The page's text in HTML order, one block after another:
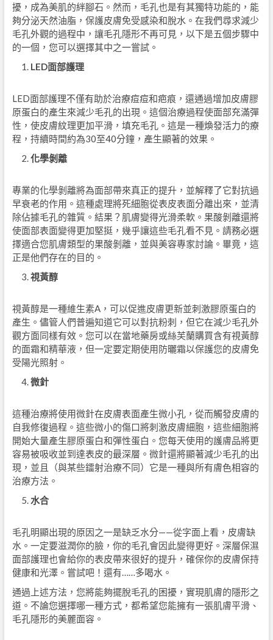
擾，成為美肌的絆腳石。然而，毛孔也是有其獨特功能的，能
夠分泌天然油脂，保護皮膚免受感染和脫水。在我們尋求減少
毛孔外觀的過程中，讓毛孔隱形不再可見，以下是五個步驟中
的一個，您可以選擇其中之一嘗試。
LED面部護理
LED面部護理不僅有助於治療痘痘和疤痕，還通過增加皮膚膠
原蛋白的產生來減少毛孔的出現。這個治療過程使面部充滿彈
性，使皮膚紋理更加平滑，填充毛孔。這是一種煥發活力的療
程，持續時間約為30至40分鐘，產生顯著的效果。
化學剝離
專業的化學剝離將為面部帶來真正的提升，並解釋了它對抗過
早衰老的作用。這種處理將死細胞從表皮表面分離出來，並清
除佔據毛孔的雜質。結果？肌膚變得光滑柔軟。果酸剝離還將
使面部表面變得更加堅挺，幾乎讓這些毛孔看不見。請務必選
擇適合您肌膚類型的果酸剝離，並與美容專家討論。畢竟，這
正是他們存在的目的。
視黃醇
視黃醇是一種維生素A，可以促進皮膚更新並刺激膠原蛋白的
產生。儘管人們普遍知道它可以對抗粉刺，但它在減少毛孔外
觀方面同樣有效。您可以在當地藥房或絲芙蘭購買含有視黃醇
的面霜和精華液，但一定要定期使用防曬霜以保護您的皮膚免
受陽光照射。
微針
這種治療將使用微針在皮膚表面產生微小孔，從而觸發皮膚的
自我修復過程。這些微小的傷口將刺激皮膚細胞，這些細胞將
開始大量產生膠原蛋白和彈性蛋白。您每天使用的護膚品將更
容易被吸收並到達表皮的最深層。微針還將顯著減少毛孔的出
現，並且（與某些鐳射治療不同）它是一種與所有膚色相容的
治療方法。
水合
毛孔明顯出現的原因之一是缺乏水分——從字面上看，皮膚缺
水。一定要滋潤你的臉，你的毛孔會因此變得更好。深層保濕
面部護理也會給你的表皮帶來很好的提升，確保你的皮膚保持
健康和光澤。嘗試吧！還有……多喝水。
通過上述方法，您將能夠擺脫毛孔的困擾，實現肌膚的隱形之
道。不論您選擇哪一種方式，都希望您能擁有一張肌膚平滑、
毛孔隱形的美麗面容。